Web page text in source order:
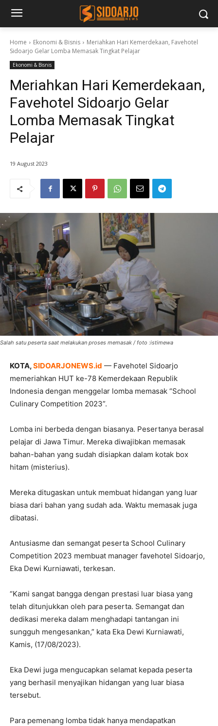
Home Ekonomi & Bisnis
Meriahkan Hari Kemerdekaan, Favehotel
Sidoarjo Gelar Lomba Memasak Tingkat Pelajar
Ekonomi & Bisnis
Meriahkan Hari Kemerdekaan,
Favehotel Sidoarjo Gelar
Lomba Memasak Tingkat
Pelajar
19 August 2023
Salah satu peserta saat melakukan proses memasak / foto :istimewa
KOTA,SIDOARJONEWS.id — Favehotel Sidoarjo
memeriahkan HUT ke-78 Kemerdekaan Republik
Indonesia dengan menggelar lomba memasak “School
Culinary Competition 2023”.
Lomba ini berbeda dengan biasanya. Pesertanya berasal
pelajar di Jawa Timur. Mereka diwajibkan memasak
bahan-bahan yang sudah disiapkan dalam kotak box
hitam (misterius).
Mereka ditugaskan untuk membuat hidangan yang luar
biasa dari bahan yang sudah ada. Waktu memasak juga
dibatasi.
Antusiasme dan semangat peserta School Culinary
Competition 2023 membuat manager favehotel Sidoarjo,
Eka Dewi Kurniawati, terkesan.
“Kami sangat bangga dengan prestasi luar biasa yang
telah ditunjukkan oleh para peserta. Semangat dan
dedikasi mereka dalam menghadapi tantangan ini
sungguh mengesankan,” kata Eka Dewi Kurniawati,
Kamis, (17/08/2023).
Eka Dewi juga mengucapkan selamat kepada peserta
yang berhasil menyajikan hidangan yang luar biasa
tersebut.
Para pemenang lomba tidak hanya mendapatkan